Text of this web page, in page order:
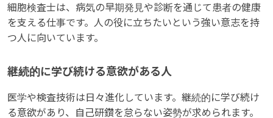
細胞検査士は、病気の早期発見や診断を通じて患者の健康
を支える仕事です。人の役に立ちたいという強い意志を持
つ人に向いています。
継続的に学び続ける意欲がある人
医学や検査技術は日々進化しています。継続的に学び続け
る意欲があり、自己研鑽を怠らない姿勢が求められます。